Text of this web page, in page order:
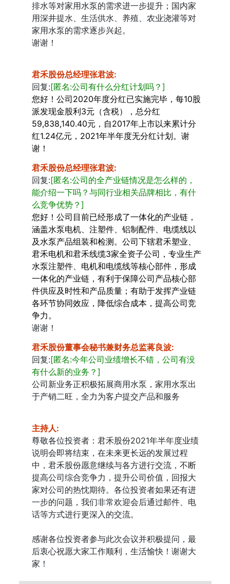
排水等对家用水泵的需求进一步提升；国内家
用深井提水、生活供水、养殖、农业浇灌等对
家用水泵的需求逐步兴起。
谢谢！
君禾股份总经理张君波:
回复:[匿名:公司有什么分红计划吗？]
您好！公司2020年度分红已实施完毕，每10股
派发现金股利3元（含税），总分红
59,838,140.40元，自2017年上市以来累计分
红1.24亿元，2021年半年度无分红计划。谢
谢！
君禾股份总经理张君波:
回复:[匿名:公司的全产业链情况是怎么样的，
能介绍一下吗？与同行业相关品牌相比，有什
么竞争优势？]
您好！公司目前已经形成了一体化的产业链，
涵盖水泵电机、注塑件、铝制配件、电缆线以
及水泵产品组装和检测。公司下辖君禾塑业、
君禾电机和君禾线缆3家全资子公司，专业生产
水泵注塑件、电机和电缆线等核心部件，形成
一体化的产业链，有利于保障公司产品核心部
件供应及时性和产品质量；有助于发挥产业链
各环节协同效应，降低综合成本，提高公司竞
争力。
谢谢！
君禾股份董事会秘书兼财务总监蒋良波:
回复:[匿名:今年公司业绩增长不错，公司有没
有什么新的业务？]
公司新业务正积极拓展商用水泵，家用水泵出
于产销二旺，全力为客户提交产品和服务
主持人:
尊敬各位投资者：君禾股份2021年半年度业绩
说明会即将结束，在未来更长远的发展过程
中，君禾股份愿意继续与各方进行交流，不断
提高公司综合竞争力，提升公司价值，回报大
家对公司的热忱期待。各位投资者如果还有进
一步的问题，我们非常欢迎会后通过邮件、电
话等方式进行更深入的交流。
感谢各位投资者参与此次会议并积极提问，最
后衷心祝愿大家工作顺利，生活愉快！谢谢大
家！